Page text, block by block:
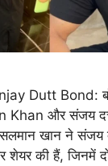
Dutt Bond:
Khan और संजय
सलमान खान ने
शेयर की हैं, जिनमें